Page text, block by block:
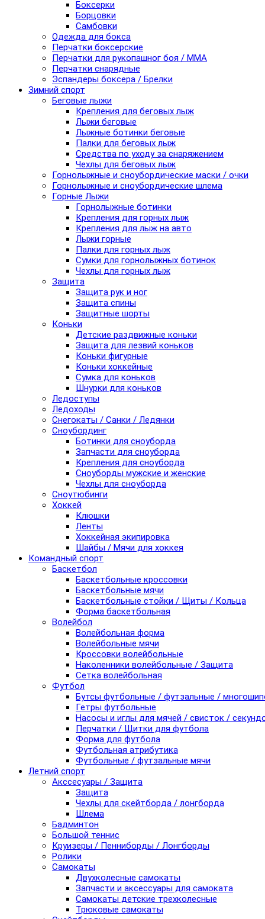
Боксерки
Борцовки
Самбовки
Одежда для бокса
Перчатки боксерские
Перчатки для рукопашног боя / ММА
Перчатки снарядные
Эспандеры боксера / Брелки
Зимний спорт
Беговые лыжи
Крепления для беговых лыж
Лыжи беговые
Лыжные ботинки беговые
Палки для беговых лыж
Средства по уходу за снаряжением
Чехлы для беговых лыж
Горнолыжные и сноубордические маски / очки
Горнолыжные и сноубордические шлема
Горные Лыжи
Горнолыжные ботинки
Крепления для горных лыж
Крепления для лыж на авто
Лыжи горные
Палки для горных лыж
Сумки для горнолыжных ботинок
Чехлы для горных лыж
Защита
Защита рук и ног
Защита спины
Защитные шорты
Коньки
Детские раздвижные коньки
Защита для лезвий коньков
Коньки фигурные
Коньки хоккейные
Сумка для коньков
Шнурки для коньков
Ледоступы
Ледоходы
Снегокаты / Санки / Ледянки
Сноубординг
Ботинки для сноуборда
Запчасти для сноуборда
Крепления для сноуборда
Сноуборды мужские и женские
Чехлы для сноуборда
Сноутюбинги
Хоккей
Клюшки
Ленты
Хоккейная экипировка
Шайбы / Мячи для хоккея
Командный спорт
Баскетбол
Баскетбольные кроссовки
Баскетбольные мячи
Баскетбольные стойки / Щиты / Кольца
Форма баскетбольная
Волейбол
Волейбольная форма
Волейбольные мячи
Кроссовки волейбольные
Наколенники волейбольные / Защита
Сетка волейбольная
Футбол
Бутсы футбольные / футзальные /
Гетры футбольные
Насосы и иглы для мячей / свисток /
Перчатки / Щитки для футбола
Форма для футбола
Футбольная атрибутика
Футбольные / футзальные мячи
Летний спорт
Акссесуары / Защита
Защита
Чехлы для скейтборда / лонгборда
Шлема
Бадминтон
Большой теннис
Круизеры / Пенниборды / Лонгборды
Ролики
Самокаты
Двухколесные самокаты
Запчасти и аксессуары для самоката
Самокаты детские трехколесные
Трюковые самокаты